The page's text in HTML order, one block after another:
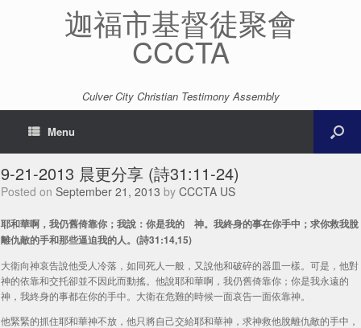
迦福市基督徒聚會
CCCTA
Culver City Christian Testimony Assembly
Menu
9-21-2013 晨更分享 (詩31:11-24)
Posted on September 21, 2013 by CCCTA US
耶和華啊，我仍舊倚靠你；我說：你是我的 神。我終身的事在你手中；求你救我脫
離仇敵的手和那些逼迫我的人。(詩31:14,15)
大衛向神哀告說他受人冷落，如同死人一般，又說他和破碎的器皿一樣。可是，他對
神的依靠和交托卻並不因此而動搖。他說耶和華啊，我仍舊倚靠你；你是我永遠的
神，我終身的事都在你的手中。大衛在危難的時候一面哀告一面依靠神。
他緊緊的抓住耶和華神不放，他只將自己交給耶和華神，求神救他脫離仇敵的手中，